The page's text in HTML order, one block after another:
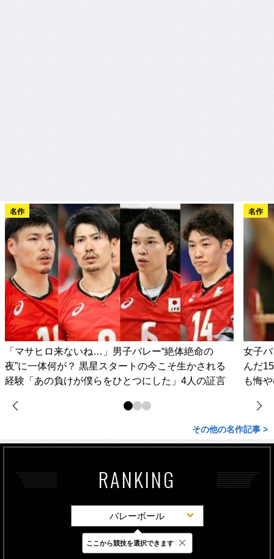
名作
「マサヒロ来ないね…」男子バレー“絶体絶命の
夜”に一体何が？ 黒星スタートの今こそ生かされる
経験「あの負けが僕らをひとつにした」4人の証言
名作
女子
んだ
も悔
その他の名作記事 >
RANKING
バレーボール
最新 24時間 週間
ここから競技を選択できます ×